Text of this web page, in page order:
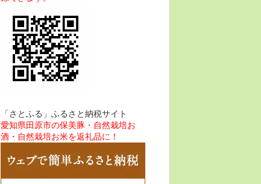
「さとふる」ふるさと納税サイト
愛知県田原市の保美豚・自然栽培お
酒・自然栽培お米を返礼品に！